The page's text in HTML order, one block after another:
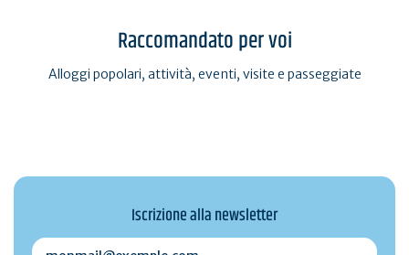
Raccomandato per voi
Alloggi popolari, attività, eventi, visite e passeggiate
Iscrizione alla newsletter
monmail@exemple.com